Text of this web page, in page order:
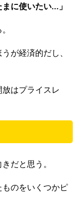
に使いたい...」
が経済的だし、
はプライスレ
だと思う。
のをいくつかピ